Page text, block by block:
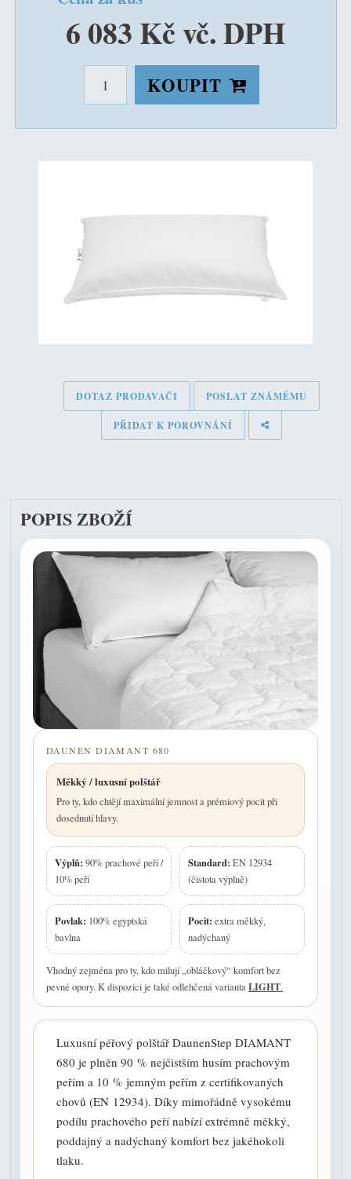
6 083 Kč vč. DPH
KOUPIT
DOTAZ PRODAVAČI POSLAT ZNÁMÉMU
PŘIDAT K POROVNÁNÍ
POPIS ZBOŽÍ
DAUNEN DIAMANT 680
Měkký / luxusní polštář
Pro ty, kdo chtějí maximální jemnost a prémiový pocit při
dosednutí hlavy.
Výplň: 90% prachové peří /
10% peří
Standard: EN 12934
(čistota výplně)
Povlak: 100% egyptská
bavlna
Pocit: extra měkký,
nadýchaný
Vhodný zejména pro ty, kdo milují „obláčkový“ komfort bez
pevné opory. K dispozici je také odlehčená variantaLIGHT.
Luxusní péřový polštář DaunenStep DIAMANT
680 je plněn 90 % nejčistším husím prachovým
peřím a 10 % jemným peřím z certifikovaných
chovů (EN 12934). Díky mimořádně vysokému
podílu prachového peří nabízí extrémně měkký,
poddajný a nadýchaný komfort bez jakéhokoli
tlaku.